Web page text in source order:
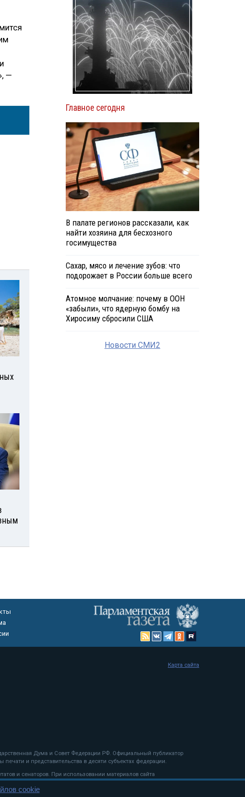
—
Главное сегодня
В палате регионов рассказали, как
найти хозяина для бесхозного
госимущества
Сахар, мясо и лечение зубов: что
подорожает в России больше всего
Атомное молчание: почему в ООН
«забыли», что ядерную бомбу на
Хиросиму сбросили США
Новости СМИ2
Дума и Совет Федерации РФ. Официальный публикатор
и представительства в десяти субъектах федерации.
и сенаторов. При использовании материалов сайта
Карта сайта
cookie